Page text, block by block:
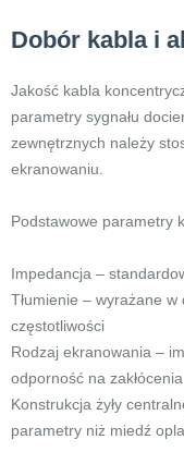
Dobór kabla i
Jakość kabla
parametry sygnału
zewnętrznych należy
ekranowaniu.
Podstawowe parametry
Impedancja –
Tłumienie – wyrażane
częstotliwości
Rodzaj ekranowania –
odporność na zakłócenia
Konstrukcja żyły
parametry niż miedź